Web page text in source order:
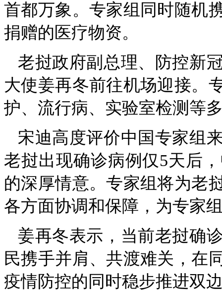
首都万象。专家组同时随机
捐赠的医疗物资。
老挝政府副总理、防控新
大使姜再冬前往机场迎接。
护、流行病、实验室检测等
宋迪高度评价中国专家组
老挝出现确诊病例仅5天后
的深厚情意。专家组将为老
各方面协调和保障，为专家
姜再冬表示，当前老挝确
民携手并肩、共渡难关，在
疫情防控的同时稳步推进双